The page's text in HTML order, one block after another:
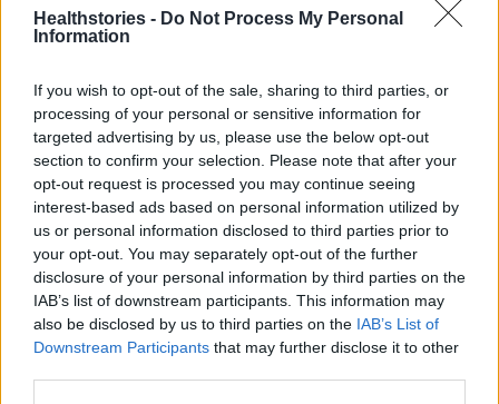
Healthstories - Do Not Process My Personal
Information
If you wish to opt-out of the sale, sharing to third parties, or
processing of your personal or sensitive information for
targeted advertising by us, please use the below opt-out
section to confirm your selection. Please note that after your
opt-out request is processed you may continue seeing
interest-based ads based on personal information utilized by
us or personal information disclosed to third parties prior to
your opt-out. You may separately opt-out of the further
disclosure of your personal information by third parties on the
IAB’s list of downstream participants. This information may
also be disclosed by us to third parties on the IAB’s List of
Downstream Participants that may further disclose it to other
ΟΙΚΟΓΈΝΕΙΑ
«δημογραφικό χειμώνα»
N. Redman (Oxford Analytica):
SOS για το δημογραφικό και την
υπογεννητικότητα – Ποιες χώρες
παγκόσμιου πληθυσμού
3 Μαΐου 2023
Λύση στην υπογεννητικότητα
αναζητούν Ιταλία, Ισπανία και
Ελβετία με χρηματικά κίνητρα σε
νέους κατοίκους
2 Μαΐου 2023